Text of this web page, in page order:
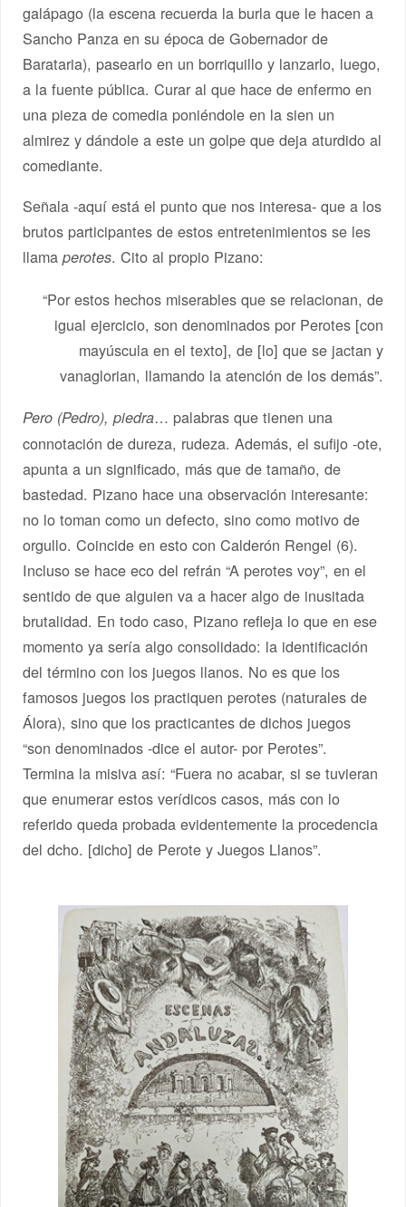
galápago (la escena recuerda la burla que le hacen a
Sancho Panza en su época de Gobernador de
Barataria), pasearlo en un borriquillo y lanzarlo, luego,
a la fuente pública. Curar al que hace de enfermo en
una pieza de comedia poniéndole en la sien un
almirez y dándole a este un golpe que deja aturdido al
comediante.
Señala -aquí está el punto que nos interesa- que a los
brutos participantes de estos entretenimientos se les
llamaperotes. Cito al propio Pizano:
“Por estos hechos miserables que se relacionan, de
igual ejercicio, son denominados por Perotes [con
mayúscula en el texto], de [lo] que se jactan y
vanaglorian, llamando la atención de los demás”.
Pero (Pedro), piedra… palabras que tienen una
connotación de dureza, rudeza. Además, el sufijo -ote,
apunta a un significado, más que de tamaño, de
bastedad. Pizano hace una observación interesante:
no lo toman como un defecto, sino como motivo de
orgullo. Coincide en esto con Calderón Rengel (6).
Incluso se hace eco del refrán “A perotes voy”, en el
sentido de que alguien va a hacer algo de inusitada
brutalidad. En todo caso, Pizano refleja lo que en ese
momento ya sería algo consolidado: la identificación
del término con los juegos llanos. No es que los
famosos juegos los practiquen perotes (naturales de
Álora), sino que los practicantes de dichos juegos
“son denominados -dice el autor- por Perotes”.
Termina la misiva así: “Fuera no acabar, si se tuvieran
que enumerar estos verídicos casos, más con lo
referido queda probada evidentemente la procedencia
del dcho. [dicho] de Perote y Juegos Llanos”.